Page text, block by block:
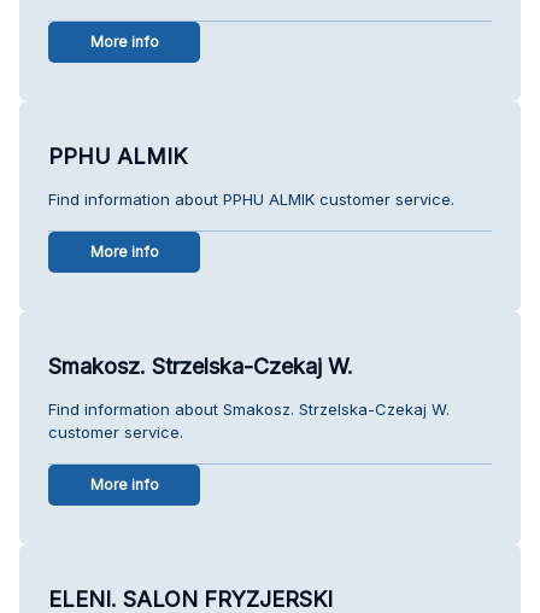
More info
PPHU ALMIK
Find information about PPHU ALMIK customer service.
More info
Smakosz. Strzelska-Czekaj W.
Find information about Smakosz. Strzelska-Czekaj W.
customer service.
More info
ELENI. SALON FRYZJERSKI